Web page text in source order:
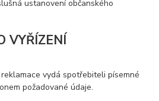
ustanovení občanského
VYŘÍZENÍ
vydá spotřebiteli písemné
požadované údaje.